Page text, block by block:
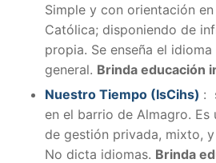
Simple y con orientación
Católica; disponiendo de
propia. Se enseña el
general. Brinda educación
Nuestro Tiempo (IsCihs) :
en el barrio de Almagro.
de gestión privada, mixto,
No dicta idiomas. Brinda